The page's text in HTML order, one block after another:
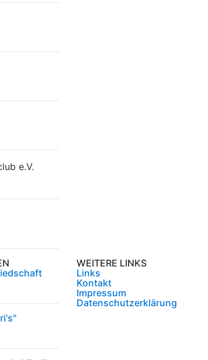
e.V.
WEITERE LINKS
Links
Kontakt
Impressum
Datenschutzerklärung